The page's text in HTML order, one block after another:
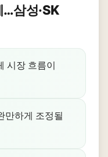
…삼성·SK
시장 흐름이
만하게 조정될